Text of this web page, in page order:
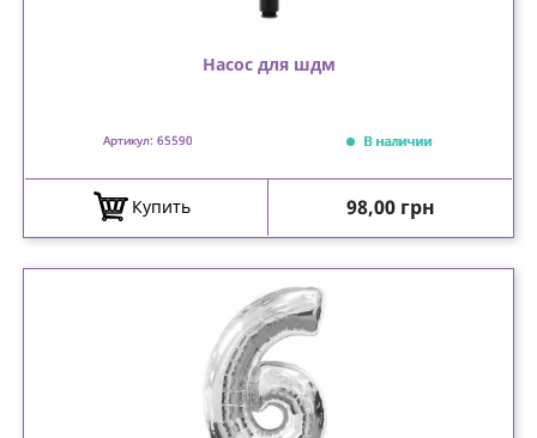
Насос для шдм
Артикул: 65590 В наличии
Купить Цена
98,00 грн